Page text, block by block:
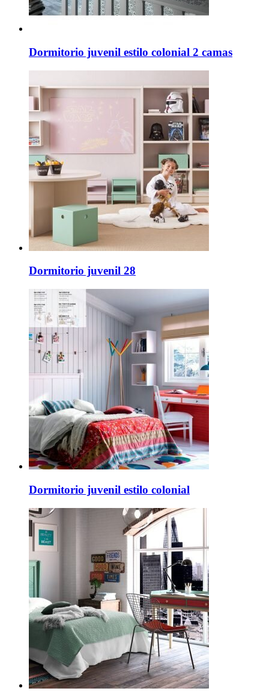
Dormitorio juvenil estilo colonial 2 camas
Dormitorio juvenil 28
Dormitorio juvenil estilo colonial